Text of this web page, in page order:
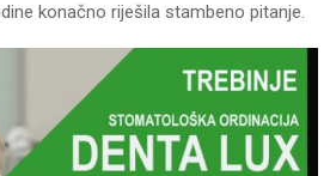
konačno riješila stambeno pitanje.